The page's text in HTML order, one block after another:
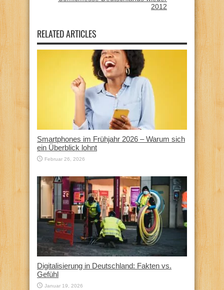
2012
RELATED ARTICLES
Smartphones im Frühjahr 2026 – Warum sich
ein Überblick lohnt
Februar 26, 2026
Digitalisierung in Deutschland: Fakten vs.
Gefühl
Januar 19, 2026